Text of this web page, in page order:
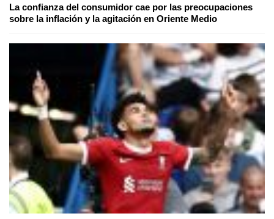
La confianza del consumidor cae por las preocupaciones
sobre la inflación y la agitación en Oriente Medio